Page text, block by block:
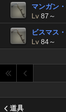
マンガン
Lv 87～
ビスマス
Lv 84～
道具